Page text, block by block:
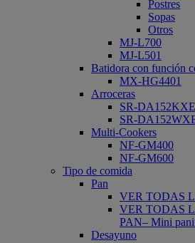
Postres
Sopas
Otros
MJ-L700
MJ-L501
Batidora con función
MX-HG4401
Arroceras
SR-DA152KXE
SR-
Multi-Cookers
NF-GM400
NF-GM600
Tipo de comida
Pan
VER TODAS
VER TODAS
PAN– Mini
Desayuno